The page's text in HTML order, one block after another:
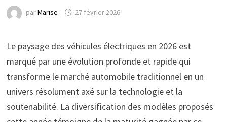
parMarise 27 février 2026
Le paysage des véhicules électriques en 2026 est
marqué par une évolution profonde et rapide qui
transforme le marché automobile traditionnel en un
univers résolument axé sur la technologie et la
soutenabilité. La diversification des modèles proposés